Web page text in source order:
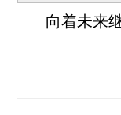
向着未来